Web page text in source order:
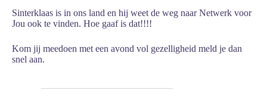
Sinterklaas is in ons land en hij weet de weg naar Netwerk voor
Jou ook te vinden. Hoe gaaf is dat!!!!
Kom jij meedoen met een avond vol gezelligheid meld je dan
snel aan.